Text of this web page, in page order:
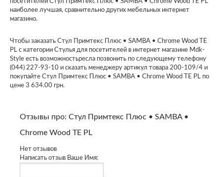
наиболее лучшая, сравнительно других мебельных интернет
магазино.
Чтобы заказать Стул Примтекс Плюс • SAMBA • Chrome Wood TE
PL с категории Стулья для посетителей в интернет магазине Mdk-
Style есть возможностьресла позвонить по следующему телефону
(044) 227-93-10 и сказать менеджеру артикул товара 200-109/4 и
покупайте Стул Примтекс Плюс • SAMBA • Chrome Wood TE PL по
цене 3 634.00 грн.
Отзывы про: Стул Примтекс Плюс • SAMBA •
Chrome Wood TE PL
Нет отзывов
Написать отзыв Ваше Имя: